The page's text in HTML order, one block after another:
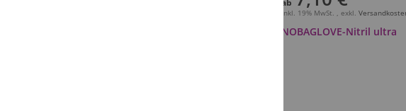
ab
Inkl. 19% MwSt. , exkl.
NOBAGLOVE-Nitril ultra